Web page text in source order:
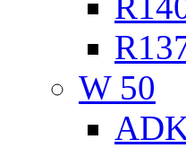
W 50